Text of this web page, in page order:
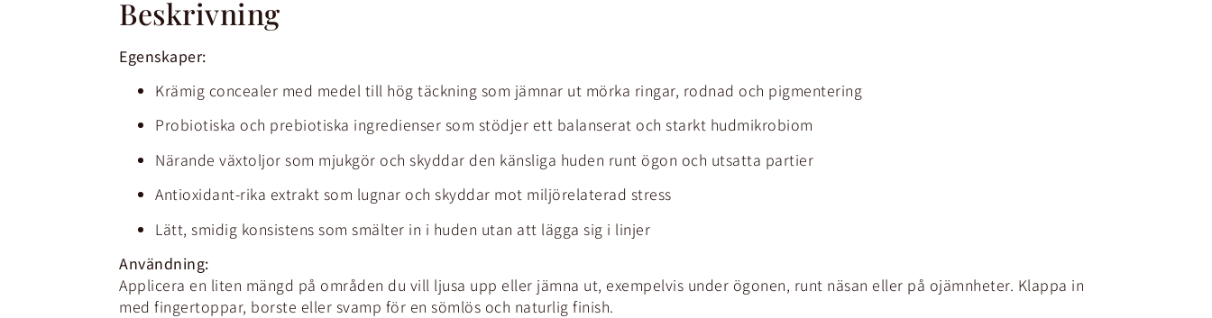
Beskrivning
Egenskaper:
Krämig concealer med medel till hög täckning som jämnar ut mörka ringar, rodnad och pigmentering
Probiotiska och prebiotiska ingredienser som stödjer ett balanserat och starkt hudmikrobiom
Närande växtoljor som mjukgör och skyddar den känsliga huden runt ögon och utsatta partier
Antioxidant-rika extrakt som lugnar och skyddar mot miljörelaterad stress
Lätt, smidig konsistens som smälter in i huden utan att lägga sig i linjer
Användning:
Applicera en liten mängd på områden du vill ljusa upp eller jämna ut, exempelvis under ögonen, runt näsan eller på ojämnheter. Klappa in
med fingertoppar, borste eller svamp för en sömlös och naturlig finish.